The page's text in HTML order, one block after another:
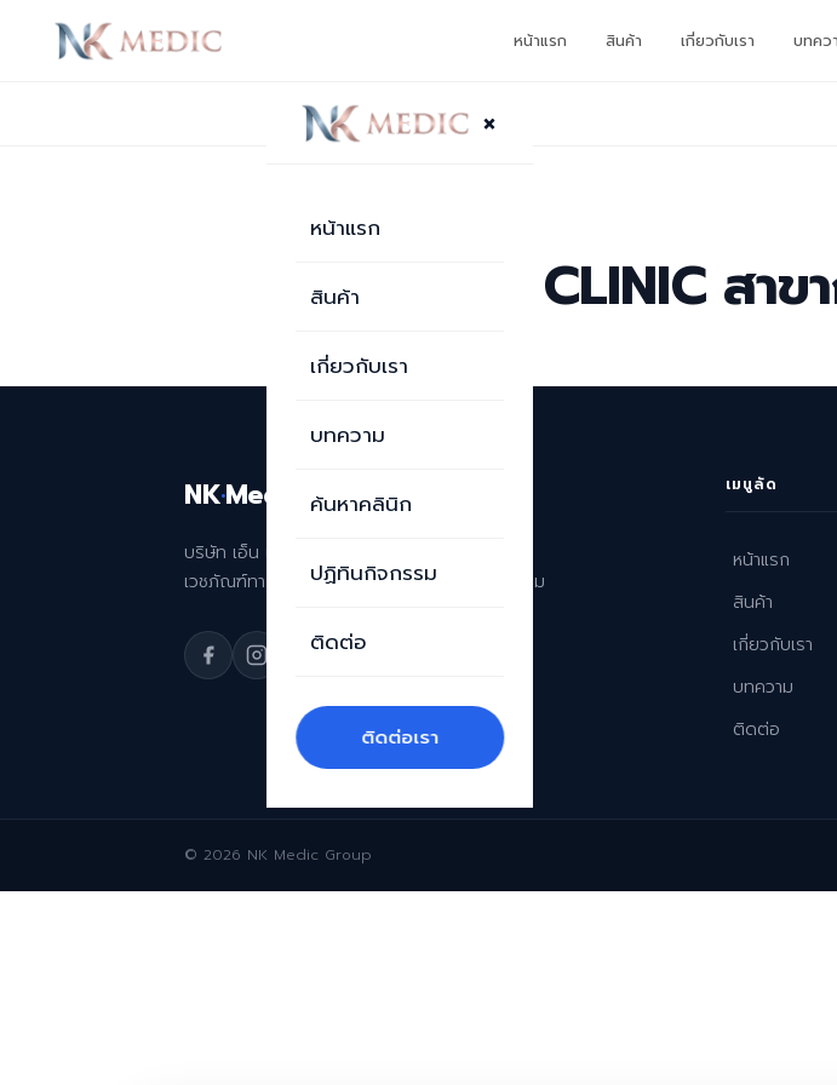
หน้าแรก สินค้า เกี่ยวกับเรา บทคว
×
หน้าแรก
สินค้า
เกี่ยวกับเรา
บทความ
ค้นหาคลินิก
ปฏิทินกิจกรรม
ติดต่อ
ติดต่อเรา
กลับไปหน้าบทความ
บทความ
Korawin CLINIC สา
NK·Medic
บริษัท เอ็น เค เมดิค จำกัด ผู้นำเข้าและจัดจำหน่าย
เวชภัณฑ์ทางการแพทย์ด้านความงามระดับพรีเมียม
เมนูลัด
หน้าแรก
สินค้า
เกี่ยวกับเรา
บทความ
ติดต่อ
© 2026 NK Medic Group